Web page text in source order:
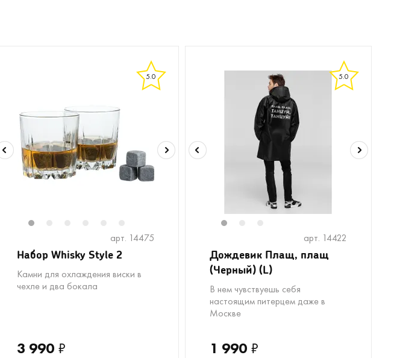
5.0
арт. 14475
Набор Whisky Style 2
Камни для охлаждения виски в
чехле и два бокала
3 990 ₽
5.0
арт. 14422
Дождевик Плащ, плащ
(Черный) (L)
В нем чувствуешь себя
настоящим питерцем даже в
Москве
1 990 ₽